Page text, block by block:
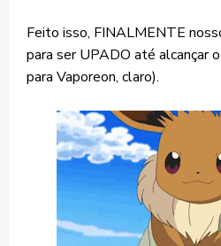
Feito isso, FINALMENTE
para ser UPADO até alcançar
para Vaporeon, claro).